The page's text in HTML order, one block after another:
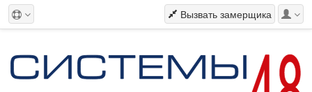
Вызвать замерщика